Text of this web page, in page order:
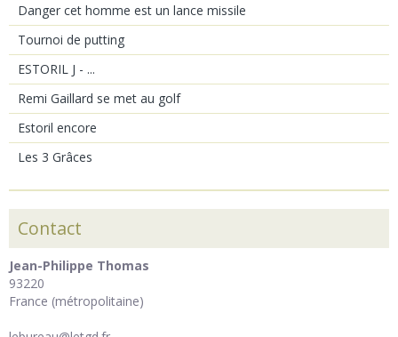
Danger cet homme est un lance missile
Tournoi de putting
ESTORIL J - ...
Remi Gaillard se met au golf
Estoril encore
Les 3 Grâces
Contact
Jean-Philippe Thomas
93220
France (métropolitaine)